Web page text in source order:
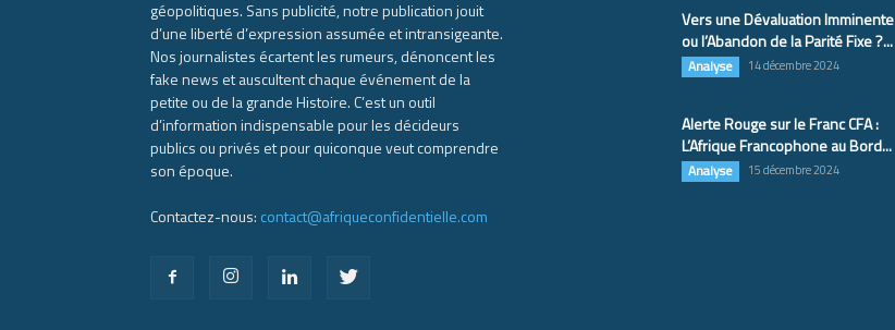
géopolitiques. Sans publicité, notre publication jouit
d’une liberté d’expression assumée et intransigeante.
Nos journalistes écartent les rumeurs, dénoncent les
fake news et auscultent chaque événement de la
petite ou de la grande Histoire. C’est un outil
d’information indispensable pour les décideurs
publics ou privés et pour quiconque veut comprendre
son époque.
Contactez-nous: contact@afriqueconfidentielle.com
Vers une Dévaluation Imminente
ou l’Abandon de la Parité Fixe ?...
Analyse 14 décembre 2024
Alerte Rouge sur le Franc CFA :
L’Afrique Francophone au Bord...
Analyse 15 décembre 2024